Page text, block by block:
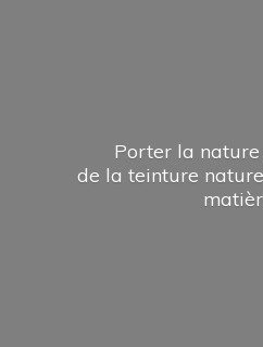
Porter la nature
de la teinture